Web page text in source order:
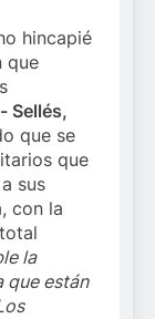
hincapié
que
Sellés,
que se
que
sus
con la
la
que están